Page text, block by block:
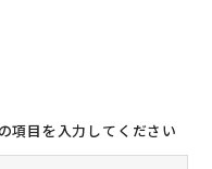
項目を入力してください